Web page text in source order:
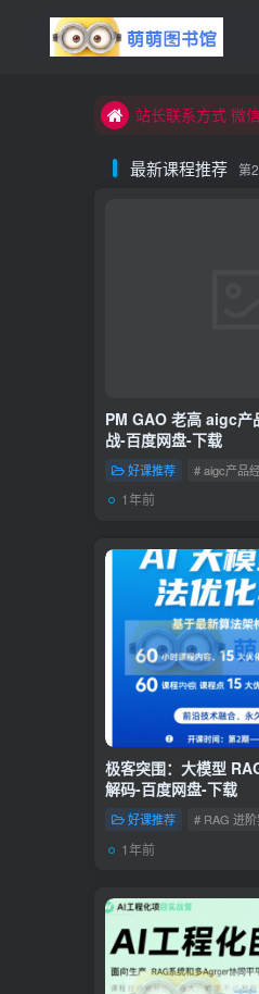
站长联系方式 微
站长联系方式 微
最新课程推荐 第
PM GAO 老高 aigc产
战-百度网盘-下载
好课推荐 # aigc产品
1年前
极客突围：大模型
解码-百度网盘-下载
好课推荐 # RAG 进
1年前